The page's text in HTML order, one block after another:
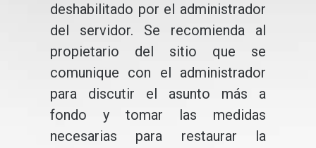
deshabilitado por el administrador
del servidor. Se recomienda al
propietario del sitio que se
comunique con el administrador
para discutir el asunto más a
fondo y tomar las medidas
necesarias para restaurar la